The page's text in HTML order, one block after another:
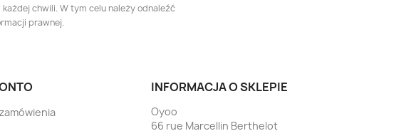
chwili. W tym celu należy odnaleźć
prawnej.
INFORMACJA O SKLEPIE
Oyoo
66 rue Marcellin Berthelot